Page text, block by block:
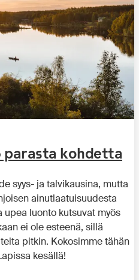
parasta kohdetta
syys- ja talvikausina, mutta
ainutlaatuisuudesta
upea luonto kutsuvat myös
ei ole esteenä, sillä
pitkin. Kokosimme tähän
kesällä!